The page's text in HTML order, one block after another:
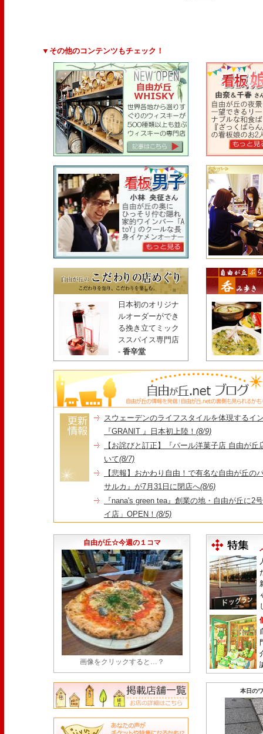
▼その他のコンテンツもチェック！
日本初のオリジナ
ルオーダーができ
る挽き立てミック
ススパイス専門店
- 香辛堂
スウェーデンのライフスタイルを体現するイ
『GRANIT 』日本初上陸！ (8/9)
【お詫びと訂正】『パール洋菓子店 自由が
いて(8/7)
【悲報】おかわり自由！で有名な自由が丘の
サルカ』が7月31日に閉店へ(8/6)
『nana's green tea』創業の地・自由が丘に2
イ店」OPEN！ (8/5)
店・閉店情報まとめ】
自由が丘☆今週の１コマ
画像をクリックすると…？
本日の